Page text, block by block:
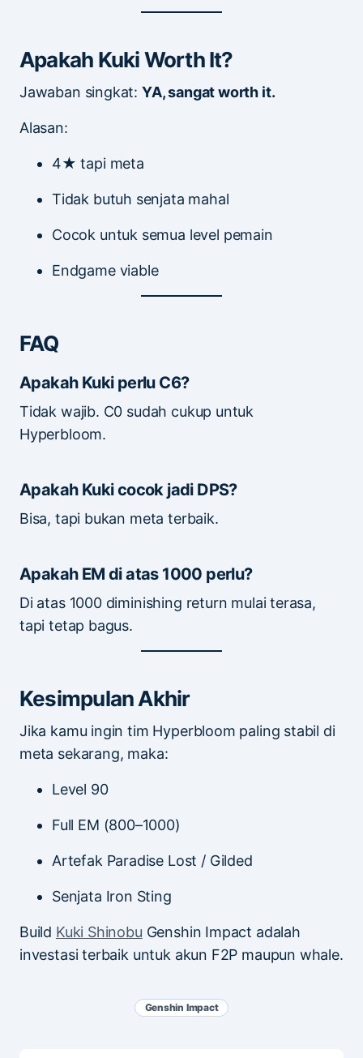
Apakah Kuki Worth It?
Jawaban singkat: YA, sangat worth it.
Alasan:
4★ tapi meta
Tidak butuh senjata mahal
Cocok untuk semua level pemain
Endgame viable
FAQ
Apakah Kuki perlu C6?
Tidak wajib. C0 sudah cukup untuk
Hyperbloom.
Apakah Kuki cocok jadi DPS?
Bisa, tapi bukan meta terbaik.
Apakah EM di atas 1000 perlu?
Di atas 1000 diminishing return mulai terasa,
tapi tetap bagus.
Kesimpulan Akhir
Jika kamu ingin tim Hyperbloom paling stabil di
meta sekarang, maka:
Level 90
Full EM (800–1000)
Artefak Paradise Lost / Gilded
Senjata Iron Sting
Build Kuki Shinobu Genshin Impact adalah
investasi terbaik untuk akun F2P maupun whale.
Genshin Impact